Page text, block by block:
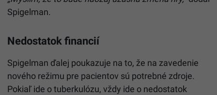
Spigelman.
Nedostatok financií
Spigelman ďalej poukazuje na to, že na zavedenie
nového režimu pre pacientov sú potrebné zdroje.
Pokiaľ ide o tuberkulózu, vždy ide o nedostatok